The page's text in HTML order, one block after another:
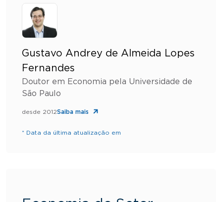
Gustavo Andrey de Almeida Lopes
Fernandes
Doutor em Economia pela Universidade de
São Paulo
desde 2012Saiba mais
* Data da última atualização em